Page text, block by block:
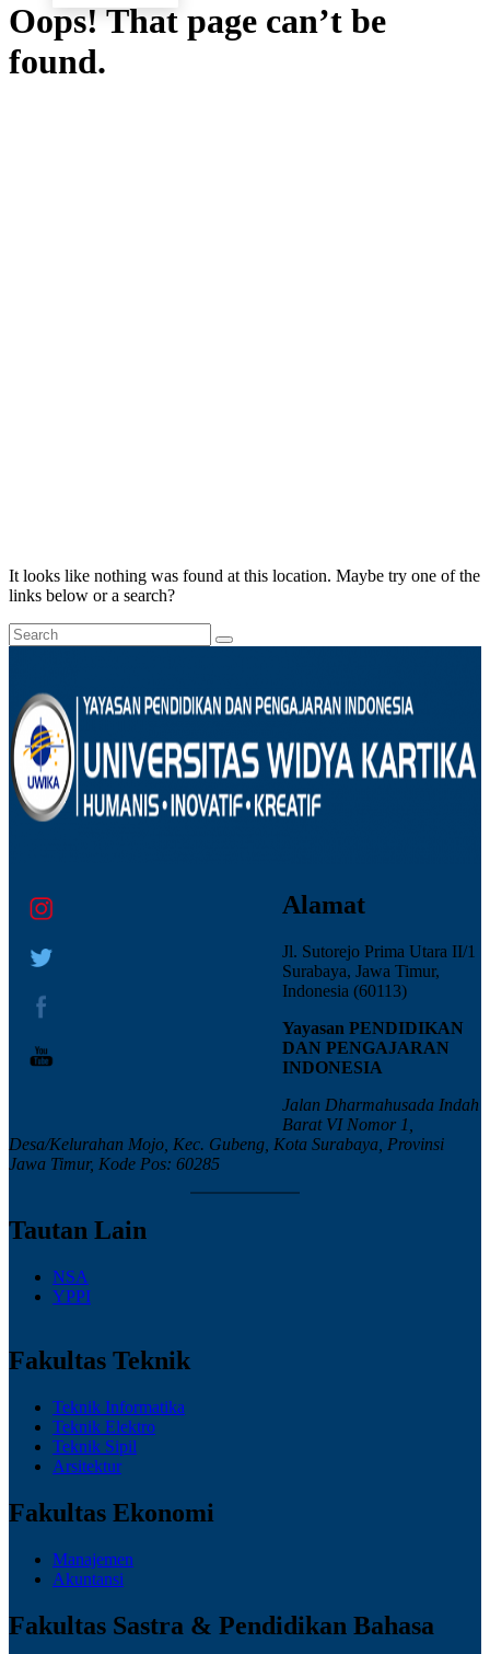
Oops! That page can’t be
found.
It looks like nothing was found at this location. Maybe try one of the
links below or a search?
Alamat
Jl. Sutorejo Prima Utara II/1
Surabaya, Jawa Timur,
Indonesia (60113)
Yayasan PENDIDIKAN
DAN PENGAJARAN
INDONESIA
Jalan Dharmahusada Indah
Barat VI Nomor 1,
Desa/Kelurahan Mojo, Kec. Gubeng, Kota Surabaya, Provinsi
Jawa Timur, Kode Pos: 60285
Tautan Lain
NSA
YPPI
Fakultas Teknik
Teknik Informatika
Teknik Elektro
Teknik Sipil
Arsitektur
Fakultas Ekonomi
Manajemen
Akuntansi
Fakultas Sastra & Pendidikan Bahasa